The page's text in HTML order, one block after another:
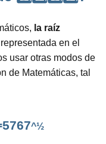
la raíz
en el
usar otras modos de
de Matemáticas, tal
^½